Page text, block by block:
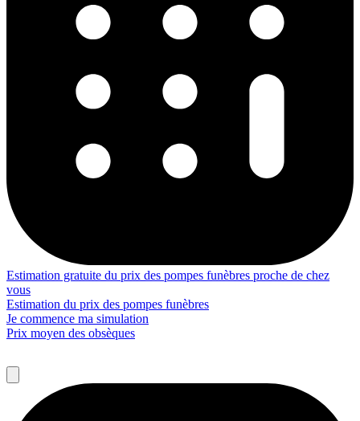
Estimation gratuite du prix des pompes funèbres proche de chez
vous
Estimation du prix des pompes funèbres
Je commence ma simulation
Prix moyen des obsèques